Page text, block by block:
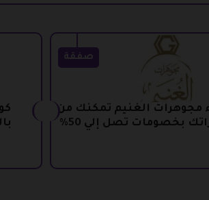
صفقة
الغنيم تمكنك من
بخصومات تصل إلي 50%